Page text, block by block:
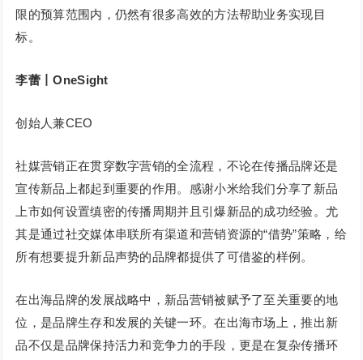
限的预算范围内，仍然有很多高效的方法帮助业务实现目
标。
李蕾丨OneSight
创始人兼CEO
社媒营销正在贯穿数字营销的全流程，不论在传播品牌还是
宣传新品上都起到重要的作用。感谢小米给我们分享了新品
上市如何设置缜密的传播周期并且引爆新品的成功经验。尤
其是通过社交媒体串联所有渠道和营销资源的“借势”策略，给
所有想要提升新品声势的品牌都提供了可借鉴的样例。
在出海品牌的发展战略中，新品营销被赋予了至关重要的地
位，是品牌生存和发展的关键一环。在出海市场上，推出新
品不仅是品牌保持活力和竞争力的手段，更是在复杂传播环